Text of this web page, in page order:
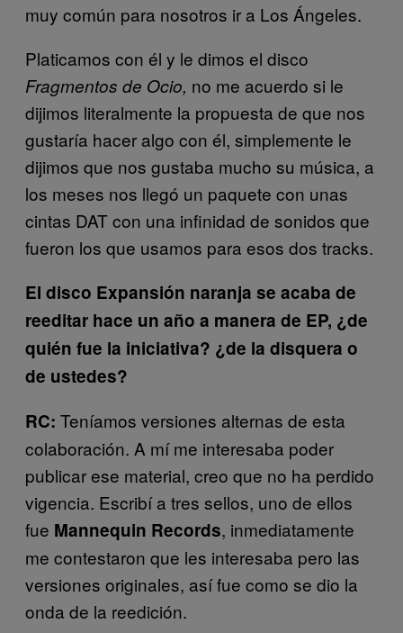
muy común para nosotros ir a Los Ángeles.
Platicamos con él y le dimos el disco
Fragmentos de Ocio, no me acuerdo si le
dijimos literalmente la propuesta de que nos
gustaría hacer algo con él, simplemente le
dijimos que nos gustaba mucho su música, a
los meses nos llegó un paquete con unas
cintas DAT con una infinidad de sonidos que
fueron los que usamos para esos dos tracks.
El disco Expansión naranja se acaba de
reeditar hace un año a manera de EP, ¿de
quién fue la iniciativa? ¿de la disquera o
de ustedes?
RC: Teníamos versiones alternas de esta
colaboración. A mí me interesaba poder
publicar ese material, creo que no ha perdido
vigencia. Escribí a tres sellos, uno de ellos
fue Mannequin Records, inmediatamente
me contestaron que les interesaba pero las
versiones originales, así fue como se dio la
onda de la reedición.